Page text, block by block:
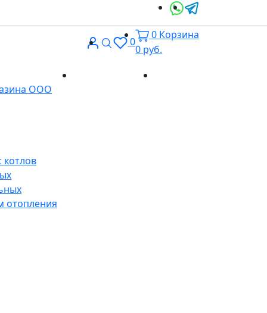
ВходПоиск
0
0 Корзина
0 руб.
ООО
котлов
отопления